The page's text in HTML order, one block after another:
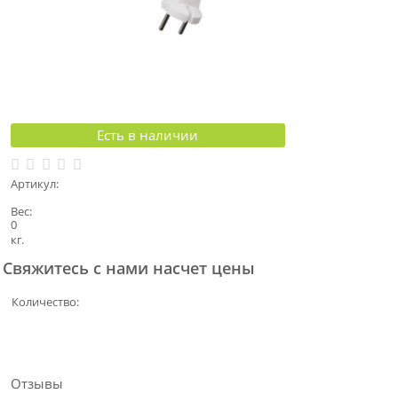
Есть в наличии
Артикул:
Вес:
0
кг.
Свяжитесь с нами насчет цены
Количество:
Отзывы